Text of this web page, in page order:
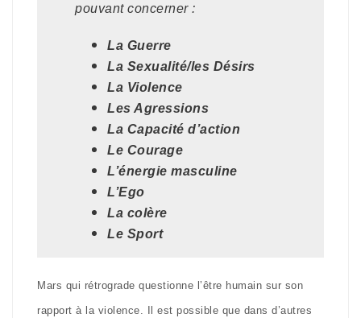
pouvant concerner :
La Guerre
La Sexualité/les Désirs
La Violence
Les Agressions
La Capacité d’action
Le Courage
L’énergie masculine
L’Ego
La colère
Le Sport
Mars qui rétrograde questionne l’être humain sur son
rapport à la violence. Il est possible que dans d’autres